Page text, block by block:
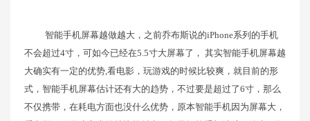
智能手机屏幕越做越大，之前乔布斯说的iPhone系列的手机
不会超过4寸，可如今已经在5.5寸大屏幕了， 其实智能手机屏幕越
大确实有一定的优势,看电影，玩游戏的时候比较爽，就目前的形
式，智能手机屏幕估计还有大的趋势，不过要是超过了6寸，那么
不仅携带，在耗电方面也没什么优势，原本智能手机因为屏幕大，